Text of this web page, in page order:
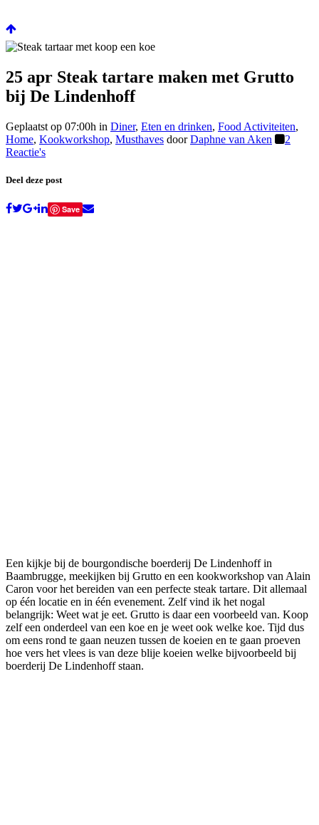
25 apr Steak tartare maken met Grutto
bij De Lindenhoff
Geplaatst op 07:00h in Diner, Eten en drinken, Food Activiteiten,
Home, Kookworkshop, Musthaves doorDaphne van Aken
2
Reactie's
Deel deze post
Save
Een kijkje bij de bourgondische boerderij De Lindenhoff in
Baambrugge, meekijken bij Grutto en een kookworkshop van Alain
Caron voor het bereiden van een perfecte steak tartare. Dit allemaal
op één locatie en in één evenement. Zelf vind ik het nogal
belangrijk: Weet wat je eet. Grutto is daar een voorbeeld van. Koop
zelf een onderdeel van een koe en je weet ook welke koe. Tijd dus
om eens rond te gaan neuzen tussen de koeien en te gaan proeven
hoe vers het vlees is van deze blije koeien welke bijvoorbeeld bij
boerderij De Lindenhoff staan.